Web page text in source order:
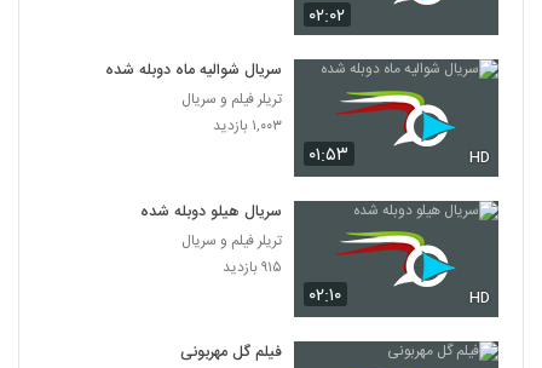
۰۲:۰۲
۰۱:۵۳ HD
سریال شوالیه ماه دوبله شده
تریلر فیلم و سریال
۱,۰۰۳ بازدید
۰۲:۱۰ HD
سریال هیلو دوبله شده
تریلر فیلم و سریال
۹۱۵ بازدید
فیلم گل مهربونی